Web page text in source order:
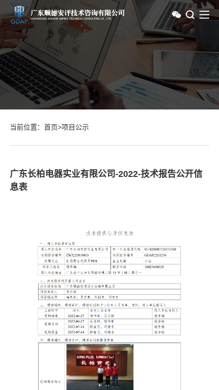
当前位置： 首页>项目公示
广东长柏电器实业有限公司-2022-技术报告公开信
息表